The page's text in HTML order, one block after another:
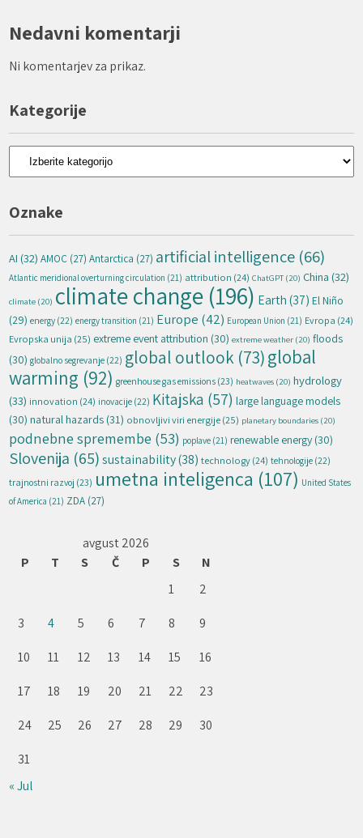
Nedavni komentarji
Ni komentarjev za prikaz.
Kategorije
Kategorije
Oznake
AI (32) AMOC (27) Antarctica (27) artificial intelligence (66)
Atlantic meridional overturning circulation (21) attribution (24) ChatGPT (20) China (32)
climate (20) climate change (196) Earth (37) El Niño
(29) energy (22) energy transition (21) Europe (42) European Union (21) Evropa (24)
Evropska unija (25) extreme event attribution (30) extreme weather (20) floods
(30) globalno segrevanje (22) global outlook (73)global
warming (92) greenhouse gas emissions (23) heatwaves (20) hydrology
(33) innovation (24) inovacije (22) Kitajska (57) large language models
(30) natural hazards (31) obnovljivi viri energije(25) planetary boundaries (20)
podnebne spremembe (53) poplave (21) renewable energy (30)
Slovenija (65) sustainability(38) technology(24) tehnologije (22)
trajnostni razvoj (23) umetna inteligenca (107) United States
of America (21) ZDA (27)
avgust 2026
P
T S Č P S
N
1
2
3
4 5 6 7 8
9
10
11 12 13 14 15
16
17
18 19 20 21 22
23
24
25 26 27 28 29
30
31
« Jul